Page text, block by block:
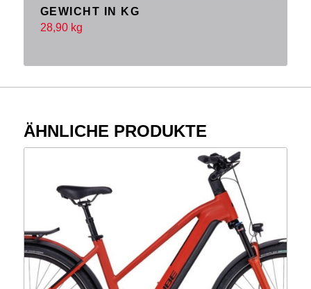
GEWICHT IN KG
28,90 kg
ÄHNLICHE PRODUKTE